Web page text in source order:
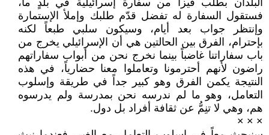
البلدان بطلب فيزا من سفارة إسرائيلية في بلدٍ ما،
فستقول السفارة له تفضل قدّم طلبك وإملأ الإستمارة
وإنتظر جواب بعد أيام، وسيكون سلبي طبعاً لكنه
بإحترام، الفرق بين الحالتين هي أن الإسرائيلي يخرج من
باب سفاراتنا غاضباً بينما نخرج نحن من أبواب سفاراتهم
راضون لأنهم أحترمونا وتعاملوا معنا حضارياً، في هذه
النتيجة يكمن الفرق وهو كبير جداً في طريقة وإسلوب
التعامل، وهو ما لم ندرسه نحن بمدرسة ولم يدرسوه
هم، وهي لا تنِمُّ عن ثقافة أفراد بل دول.
× × ×